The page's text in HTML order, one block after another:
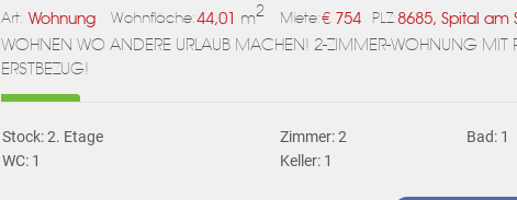
Art: Wohnung Wohnfläche:44,01 m2 Miete:€ 754 PLZ:8685, Spital am
WOHNEN WO ANDERE URLAUB MACHEN! 2-ZIMMER-WOHNUNG MIT
ERSTBEZUG!
Stock: 2. Etage Zimmer: 2
Bad: 1
WC: 1
Keller: 1